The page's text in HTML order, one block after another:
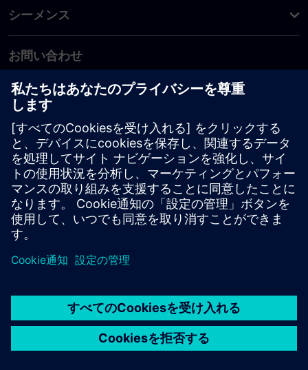
シーメンス
お問い合わせ
PLM製品のお問い合わせ
EDA製品のお問い合わせ
世界各地の事業拠点
サポート・センター
ご意見・ご要望
違法コピーの連絡先
© Siemens2026
タル・ミレニアム著作権法 (DMCA)
内部通報